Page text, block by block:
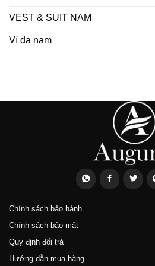
VEST & SUIT NAM
Ví da nam
Chính sách bảo hành
Chính sách bảo mật
Quy định đổi trả
Hướng dẫn mua hàng